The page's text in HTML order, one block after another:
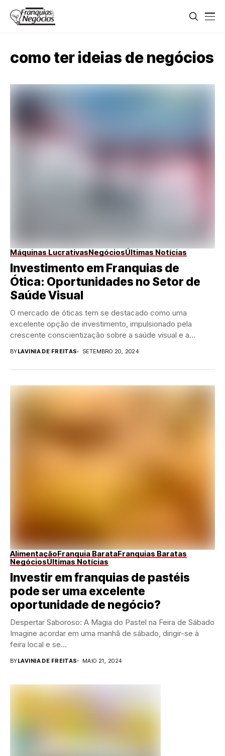
como ter ideias de negócios
Máquinas LucrativasNegóciosÚltimas Notícias
Investimento em Franquias de
Ótica: Oportunidades no Setor de
Saúde Visual
O mercado de óticas tem se destacado como uma
excelente opção de investimento, impulsionado pela
crescente conscientização sobre a saúde visual e a...
BYLAVINIA DE FREITAS SETEMBRO 20, 2024
AlimentaçãoFranquia BarataFranquias Baratas
NegóciosÚltimas Notícias
Investir em franquias de pastéis
pode ser uma excelente
oportunidade de negócio?
Despertar Saboroso: A Magia do Pastel na Feira de Sábado
Imagine acordar em uma manhã de sábado, dirigir-se à
feira local e se...
BYLAVINIA DE FREITAS MAIO 21, 2024